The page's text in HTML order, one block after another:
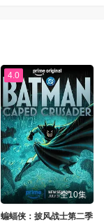
4.0
全10集
蝙蝠侠：披风战士第二季